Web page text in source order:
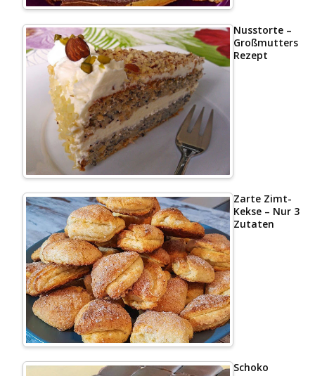
Nusstorte –
Großmutters
Rezept
Zarte Zimt-
Kekse – Nur 3
Zutaten
Schoko